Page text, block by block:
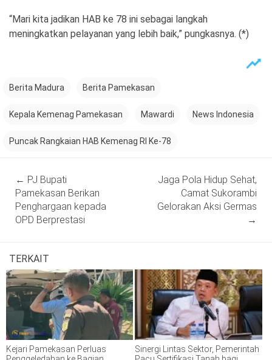
“Mari kita jadikan HAB ke 78 ini sebagai langkah
meningkatkan pelayanan yang lebih baik,” pungkasnya. (*)
Berita Madura Berita Pamekasan
Kepala Kemenag Pamekasan Mawardi News Indonesia
Puncak Rangkaian HAB Kemenag RI Ke-78
navigation
← PJ Bupati
Pamekasan Berikan
Penghargaan kepada
OPD Berprestasi
Jaga Pola Hidup Sehat,
Camat Sukorambi
Gelorakan Aksi Germas
→
TERKAIT
Kejari Pamekasan Perluas
Sinergi Lintas Sektor, Pemerintah